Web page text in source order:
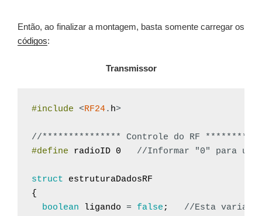
Então, ao finalizar a montagem, basta somente carregar os
códigos:
Transmissor
#include <RF24. h>
//*************** Controle do RF
#define
radioID 0 //Informar "0" para
struct
estruturaDadosRF
{
boolean
ligando = false ;
//Esta